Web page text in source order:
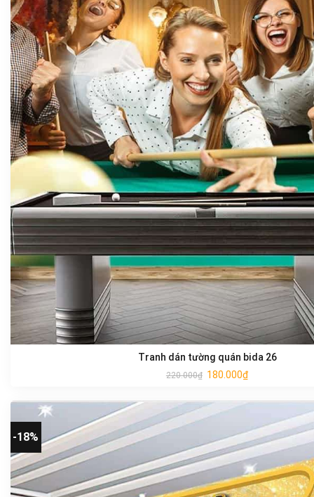
Tranh dán tường quán bida 26
220.000₫ 180.000₫
-18%